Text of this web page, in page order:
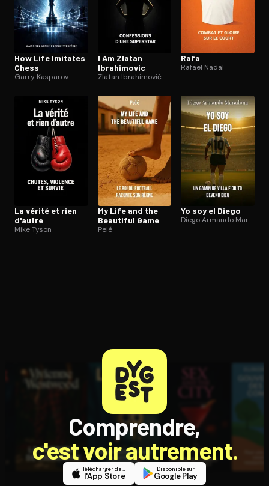
How Life Imitates
Chess
Garry Kasparov
I Am Zlatan
Ibrahimovic
Zlatan Ibrahimović
Rafa
Rafael Nadal
La vérité et rien
d'autre
Mike Tyson
My Life and the
Beautiful Game
Pelé
Yo soy el Diego
Diego Armando Maradona
Comprendre,
c'est voir autrement.
Télécharger dans
l'App Store
Disponible sur
Google Play